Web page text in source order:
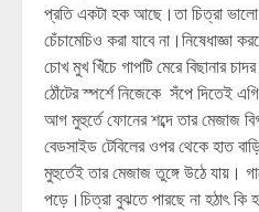
প্রতি একটা হক আছে।তা চিত্রা
চেঁচামেচিও করা যাবে
চোখ মুখ খিঁচে গাপটি মেরে বিছানার
ঠোঁটের স্পর্শে নিজেকে সঁপে দিতেই
আগ মুহুর্তে ফোনের শব্দে তার মেজাজ
বেডসাইড টেবিলের ওপর থেকে হাত
মুহুর্তেই তার মেজাজ তুঙ্গে উঠে যায়।
পড়ে।চিত্রা বুঝতে পারছে না হঠাৎ কি